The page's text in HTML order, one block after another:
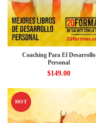
Coaching Para El Desarrollo
Personal
$149.00
HOT